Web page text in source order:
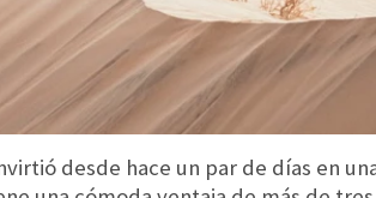
desde hace un par de días en